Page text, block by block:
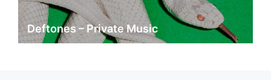
Deftones – Private Music